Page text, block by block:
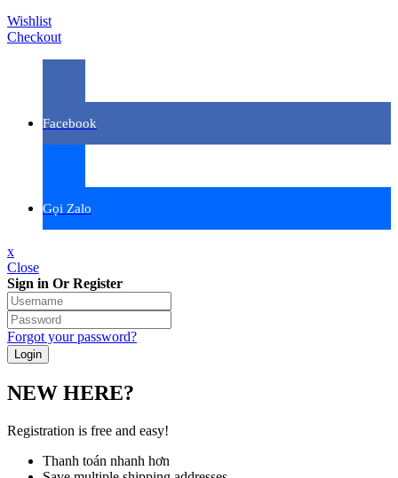
Wishlist
Checkout
Facebook
Gọi Zalo
x
Close
Sign in Or Register
Forgot your password?
NEW HERE?
Registration is free and easy!
Thanh toán nhanh hơn